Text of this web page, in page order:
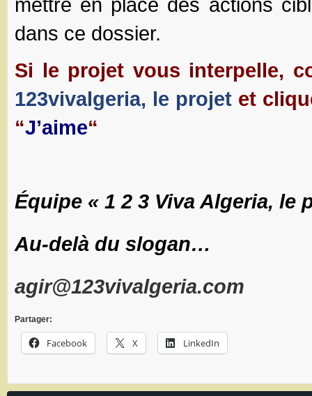
dans ce dossier.
Si le projet vous interpelle,
123vivalgeria, le projet et
“J’aime“
Équipe « 1 2 3 Viva Algeria, le
Au-delà du slogan…
agir@123vivalgeria.com
Partager:
Facebook X LinkedIn